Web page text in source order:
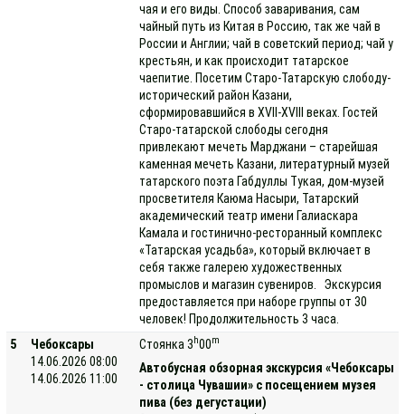
чая и его виды. Способ заваривания, сам
чайный путь из Китая в Россию, так же чай в
России и Англии; чай в советский период; чай у
крестьян, и как происходит татарское
чаепитие. Посетим Старо-Татарскую слободу-
исторический район Казани,
сформировавшийся в XVII-XVIII веках. Гостей
Старо-татарской слободы сегодня
привлекают мечеть Марджани – старейшая
каменная мечеть Казани, литературный музей
татарского поэта Габдуллы Тукая, дом-музей
просветителя Каюма Насыри, Татарский
академический театр имени Галиаскара
Камала и гостинично-ресторанный комплекс
«Татарская усадьба», который включает в
себя также галерею художественных
промыслов и магазин сувениров. Экскурсия
предоставляется при наборе группы от 30
человек! Продолжительность 3 часа.
5
Чебоксары
14.06.2026 08:00
14.06.2026 11:00
Стоянка 3 h00m
Автобусная обзорная экскурсия «Чебоксары
- столица Чувашии» с посещением музея
пива (без дегустации)